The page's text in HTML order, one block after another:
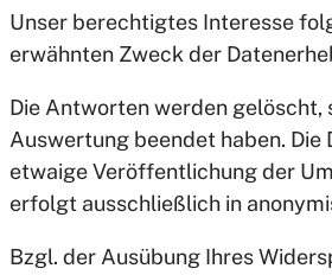
Unser berechtigtes Interesse
erwähnten Zweck der
Die Antworten werden gelöscht,
Auswertung beendet haben. Die
etwaige Veröffentlichung der
erfolgt ausschließlich in
Bzgl. der Ausübung Ihres